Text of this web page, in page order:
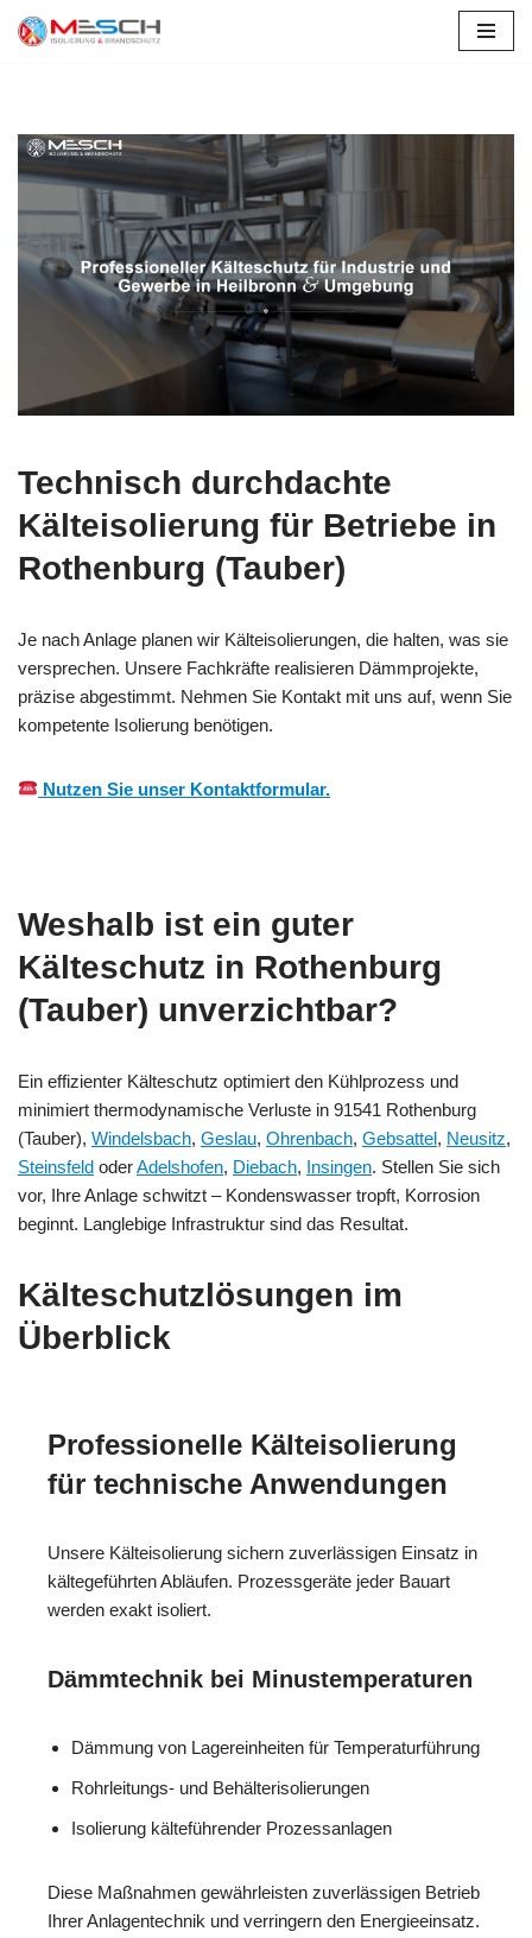
Technisch durchdachte
Kälteisolierung für Betriebe in
Rothenburg (Tauber)
Je nach Anlage planen wir Kälteisolierungen, die halten, was sie
versprechen. Unsere Fachkräfte realisieren Dämmprojekte,
präzise abgestimmt. Nehmen Sie Kontakt mit uns auf, wenn Sie
kompetente Isolierung benötigen.
Nutzen Sie unser Kontaktformular.
Weshalb ist ein guter
Kälteschutz in Rothenburg
(Tauber) unverzichtbar?
Ein effizienter Kälteschutz optimiert den Kühlprozess und
minimiert thermodynamische Verluste in 91541 Rothenburg
(Tauber), Windelsbach, Geslau, Ohrenbach, Gebsattel, Neusitz,
Steinsfeld oderAdelshofen, Diebach, Insingen. Stellen Sie sich
vor, Ihre Anlage schwitzt – Kondenswasser tropft, Korrosion
beginnt. Langlebige Infrastruktur sind das Resultat.
Kälteschutzlösungen im
Überblick
Professionelle Kälteisolierung
für technische Anwendungen
Unsere Kälteisolierung sichern zuverlässigen Einsatz in
kältegeführten Abläufen. Prozessgeräte jeder Bauart
werden exakt isoliert.
Dämmtechnik bei Minustemperaturen
Dämmung von Lagereinheiten für Temperaturführung
Rohrleitungs- und Behälterisolierungen
Isolierung kälteführender Prozessanlagen
Diese Maßnahmen gewährleisten zuverlässigen Betrieb
Ihrer Anlagentechnik und verringern den Energieeinsatz.